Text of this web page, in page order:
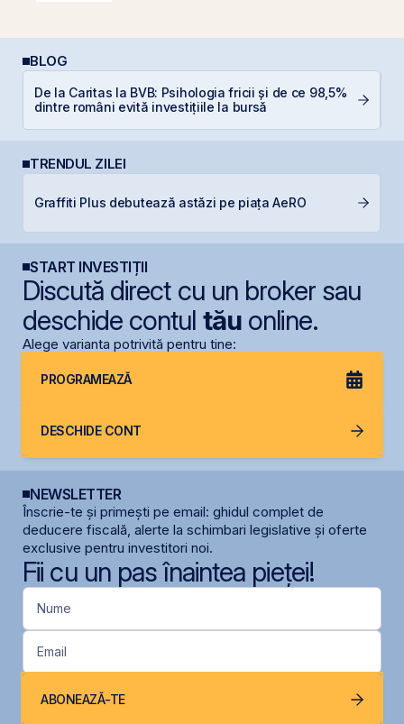
BLOG
De la Caritas la BVB: Psihologia fricii și de ce 98,5%
dintre români evită investițiile la bursă
TRENDUL ZILEI
Graffiti Plus debutează astăzi pe piața AeRO
START INVESTIȚII
Discută direct cu un broker sau
deschide contul tăuonline.
Alege varianta potrivită pentru tine:
PROGRAMEAZĂ
DESCHIDE CONT
NEWSLETTER
Înscrie-te și primești pe email: ghidul complet de
deducere fiscală, alerte la schimbari legislative și oferte
exclusive pentru investitori noi.
Fii cu un pas înaintea pieței!
Nume
Email
ABONEAZĂ-TE